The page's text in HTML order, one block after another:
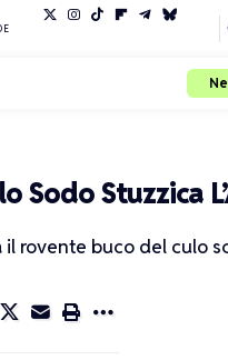
Sodo Stuzzica
rovente buco del culo